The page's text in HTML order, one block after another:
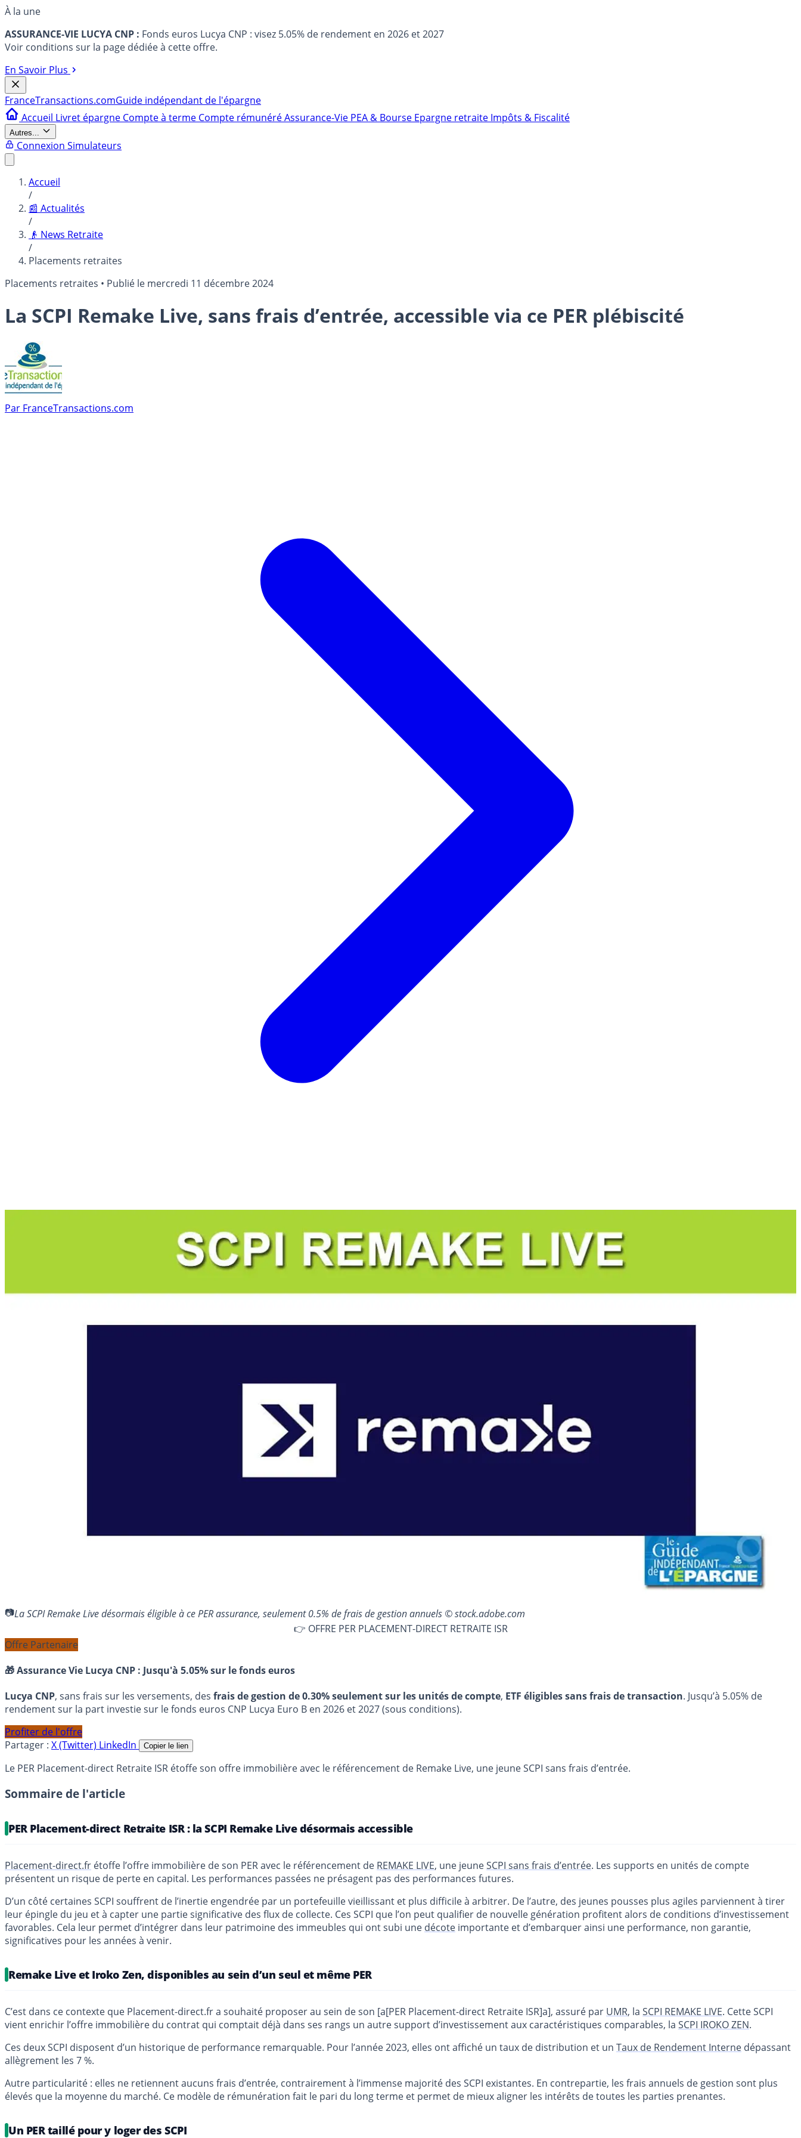
À la une
ASSURANCE-VIE LUCYA CNP : Fonds euros Lucya CNP : visez 5.05% de rendement en 2026 et 2027
Voir conditions sur la page dédiée à cette offre.
En Savoir Plus
FranceTransactions.comGuide indépendant de l'épargne
Accueil Livret épargne Compte à terme Compte rémunéréAssurance-Vie PEA & Bourse Epargne retraite Impôts & Fiscalité
Autres...
Connexion Simulateurs
Accueil
/
📰 Actualités
/
👴 News Retraite
/
Placements retraites
Placements retraites • Publié le mercredi 11 décembre 2024
La SCPI Remake Live, sans frais d’entrée, accessible via ce PER plébiscité
Par FranceTransactions.com
La SCPI Remake Live désormais éligible à ce PER assurance, seulement 0.5% de frais de gestion annuels © stock.adobe.com
👉 OFFRE PER PLACEMENT-DIRECT RETRAITE ISR
Offre Partenaire
🎁 Assurance Vie Lucya CNP : Jusqu'à 5.05% sur le fonds euros
Lucya CNP, sans frais sur les versements, des frais de gestion de 0.30% seulement sur les unités de compte, ETF éligibles sans frais de transaction. Jusqu’à 5.05% de
rendement sur la part investie sur le fonds euros CNP Lucya Euro B en 2026 et 2027 (sous conditions).
Profiter de l'offre
Partager : X (Twitter) LinkedIn Copier le lien
Le PER Placement-direct Retraite ISR étoffe son offre immobilière avec le référencement de Remake Live, une jeune SCPI sans frais d’entrée.
Sommaire de l'article
PER Placement-direct Retraite ISR : la SCPI Remake Live désormais accessible
Placement-direct.fr étoffe l’offre immobilière de son PER avec le référencement de REMAKE LIVE, une jeuneSCPI sans frais d’entrée. Les supports en unités de compte
présentent un risque de perte en capital. Les performances passées ne présagent pas des performances futures.
D’un côté certaines SCPI souffrent de l’inertie engendrée par un portefeuille vieillissant et plus difficile à arbitrer. De l’autre, des jeunes pousses plus agiles parviennent à tirer
leur épingle du jeu et à capter une partie significative des flux de collecte. Ces SCPI que l’on peut qualifier de nouvelle génération profitent alors de conditions d’investissement
favorables. Cela leur permet d’intégrer dans leur patrimoine des immeubles qui ont subi une décote importante et d’embarquer ainsi une performance, non garantie,
significatives pour les années à venir.
Remake Live et Iroko Zen, disponibles au sein d’un seul et même PER
C’est dans ce contexte que Placement-direct.fr a souhaité proposer au sein de son [a[PER Placement-direct Retraite ISR]a], assuré par UMR, la SCPI REMAKE LIVE. Cette SCPI
vient enrichir l’offre immobilière du contrat qui comptait déjà dans ses rangs un autre support d’investissement aux caractéristiques comparables, la SCPI IROKO ZEN.
Ces deux SCPI disposent d’un historique de performance remarquable. Pour l’année 2023, elles ont affiché un taux de distribution et un Taux de Rendement Interne dépassant
allègrement les 7 %.
Autre particularité : elles ne retiennent aucuns frais d’entrée, contrairement à l’immense majorité des SCPI existantes. En contrepartie, les frais annuels de gestion sont plus
élevés que la moyenne du marché. Ce modèle de rémunération fait le pari du long terme et permet de mieux aligner les intérêts de toutes les parties prenantes.
Un PER taillé pour y loger des SCPI